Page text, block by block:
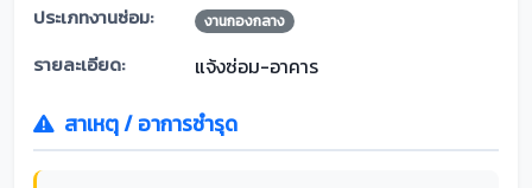
ประเภทงานซ่อม: งานกองกลาง
รายละเอียด: แจ้งซ่อม-อาคาร
สาเหตุ / อาการชำรุด